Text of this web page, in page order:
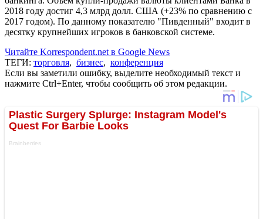
2018 году достиг 4,3 млрд долл. США (+23% по сравнению с
2017 годом). По данному показателю "Пивденный" входит в
десятку крупнейших игроков в банковской системе.
Читайте Korrespondent.net в Google News
ТЕГИ: торговля, бизнес, конференция
Если вы заметили ошибку, выделите необходимый текст и
нажмите Ctrl+Enter, чтобы сообщить об этом редакции.